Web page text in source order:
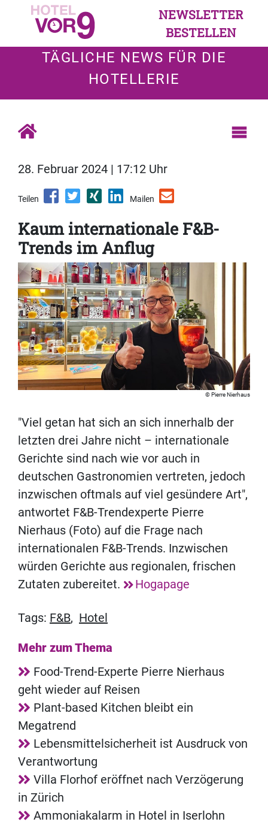
NEWSLETTER
BESTELLEN
TÄGLICHE NEWS FÜR DIE
HOTELLERIE
28. Februar 2024 | 17:12 Uhr
Teilen Mailen
Kaum internationale F&B-
Trends im Anflug
Pierre Nierhaus
"Viel getan hat sich an sich innerhalb der
letzten drei Jahre nicht – internationale
Gerichte sind nach wie vor auch in
deutschen Gastronomien vertreten, jedoch
inzwischen oftmals auf viel gesündere Art",
antwortet F&B-Trendexperte Pierre
Nierhaus (Foto) auf die Frage nach
internationalen F&B-Trends. Inzwischen
würden Gerichte aus regionalen, frischen
Zutaten zubereitet.
Hogapage
Tags: F&B, Hotel
Mehr zum Thema
Food-Trend-Experte Pierre Nierhaus
geht wieder auf Reisen
Plant-based Kitchen bleibt ein
Megatrend
Lebensmittelsicherheit ist Ausdruck von
Verantwortung
Villa Florhof eröffnet nach Verzögerung
in Zürich
Ammoniakalarm in Hotel in Iserlohn